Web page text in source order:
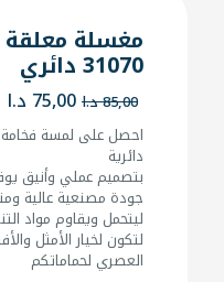
31070 دائري
85,00د.ا السعر
الأصلي
هو:
85,00 د.ا.
75,00 د.ا
احصل على لمسة
دائرية
بتصميم عملي وأنيق
جودة مصنعية عالية
ليتحمل ويقاوم مواد
لتكون لخيار الأمثل
العصري لحماماتكم